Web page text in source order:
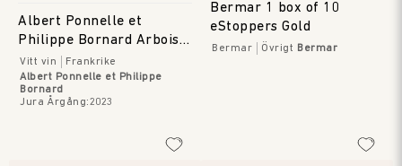
Albert Ponnelle et
Philippe Bornard Arbois
Savagnin Ouille
Vitt vin
Frankrike
Albert Ponnelle et Philippe
Bornard
Jura Årgång:2023
Bermar 1 box of 10
eStoppers Gold
Bermar Övrigt Bermar